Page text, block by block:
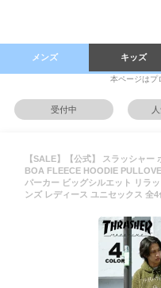
メンズ キッズ
本ページはプ
受付中
【SALE】【公式】 スラッシャ
BOA FLEECE HOODIE
パーカー ビッグシルエット リラ
ンズ レディース ユニセックス 全